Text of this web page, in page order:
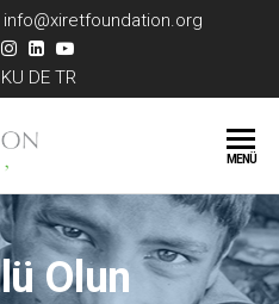
KU DE TR
FOUNDATION
xÎret…'
MENÜ
Olun